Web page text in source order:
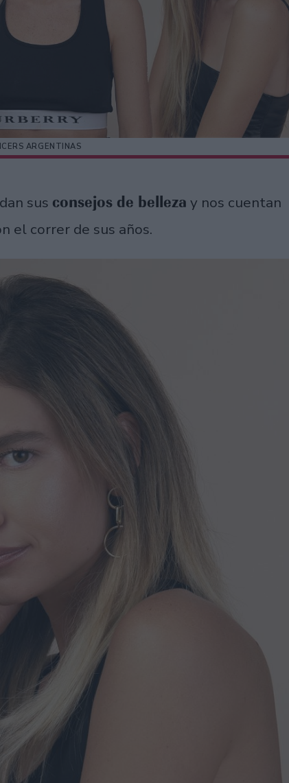
ARGENTINAS
sus consejos de belleza y nos cuentan
el correr de sus años.